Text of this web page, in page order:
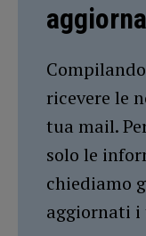
ricevere le
tua mail.
solo le
chiediamo
aggiornati